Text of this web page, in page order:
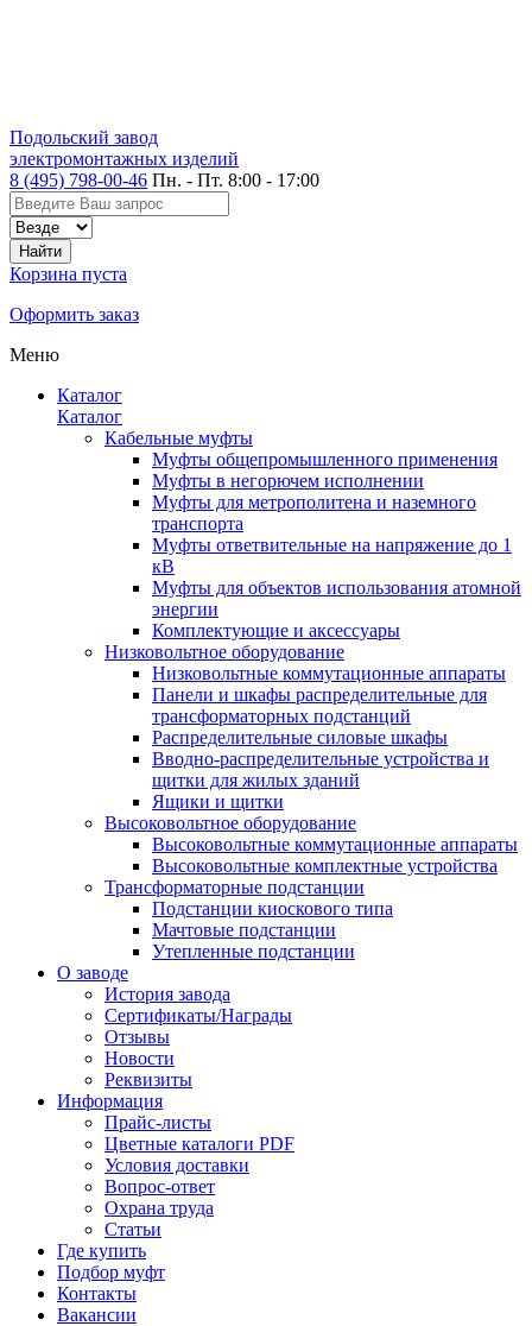
Подольский завод
электромонтажных изделий
8 (495) 798-00-46 Пн. - Пт. 8:00 - 17:00
Корзина пуста
Оформить заказ
Меню
Каталог
Каталог
Кабельные муфты
Муфты общепромышленного применения
Муфты в негорючем исполнении
Муфты для метрополитена и наземного
транспорта
Муфты ответвительные на напряжение до 1
кВ
Муфты для объектов использования атомной
энергии
Комплектующие и аксессуары
Низковольтное оборудование
Низковольтные коммутационные аппараты
Панели и шкафы распределительные для
трансформаторных подстанций
Распределительные силовые шкафы
Вводно-распределительные устройства и
щитки для жилых зданий
Ящики и щитки
Высоковольтное оборудование
Высоковольтные коммутационные аппараты
Высоковольтные комплектные устройства
Трансформаторные подстанции
Подстанции киоскового типа
Мачтовые подстанции
Утепленные подстанции
О заводе
История завода
Сертификаты/Награды
Отзывы
Новости
Реквизиты
Информация
Прайс-листы
Цветные каталоги PDF
Условия доставки
Вопрос-ответ
Охрана труда
Статьи
Где купить
Подбор муфт
Контакты
Вакансии